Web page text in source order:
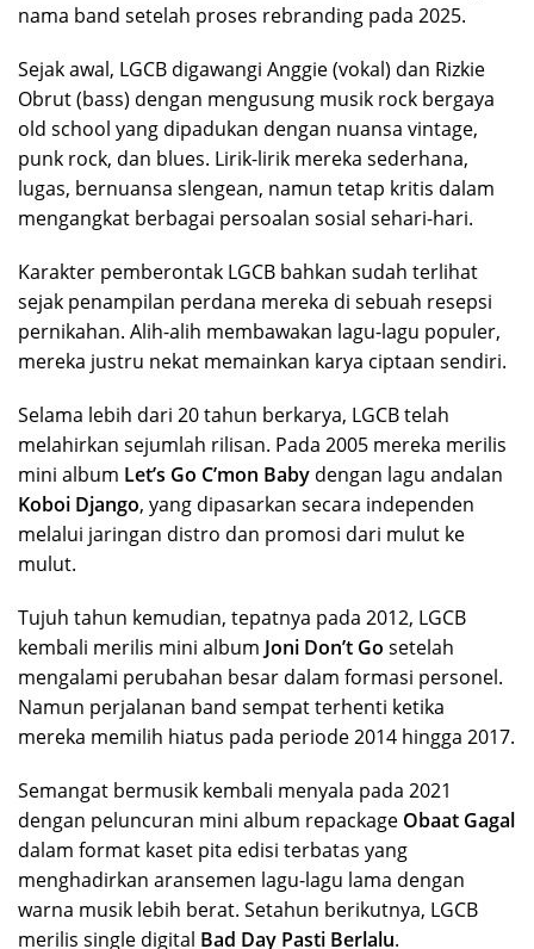
nama band setelah proses rebranding pada 2025.
Sejak awal, LGCB digawangi Anggie (vokal) dan Rizkie
Obrut (bass) dengan mengusung musik rock bergaya
old school yang dipadukan dengan nuansa vintage,
punk rock, dan blues. Lirik-lirik mereka sederhana,
lugas, bernuansa slengean, namun tetap kritis dalam
mengangkat berbagai persoalan sosial sehari-hari.
Karakter pemberontak LGCB bahkan sudah terlihat
sejak penampilan perdana mereka di sebuah resepsi
pernikahan. Alih-alih membawakan lagu-lagu populer,
mereka justru nekat memainkan karya ciptaan sendiri.
Selama lebih dari 20 tahun berkarya, LGCB telah
melahirkan sejumlah rilisan. Pada 2005 mereka merilis
mini album Let’s Go C’mon Baby dengan lagu andalan
Koboi Django, yang dipasarkan secara independen
melalui jaringan distro dan promosi dari mulut ke
mulut.
Tujuh tahun kemudian, tepatnya pada 2012, LGCB
kembali merilis mini album Joni Don’t Go setelah
mengalami perubahan besar dalam formasi personel.
Namun perjalanan band sempat terhenti ketika
mereka memilih hiatus pada periode 2014 hingga 2017.
Semangat bermusik kembali menyala pada 2021
dengan peluncuran mini album repackage Obaat Gagal
dalam format kaset pita edisi terbatas yang
menghadirkan aransemen lagu-lagu lama dengan
warna musik lebih berat. Setahun berikutnya, LGCB
merilis single digital Bad Day Pasti Berlalu.